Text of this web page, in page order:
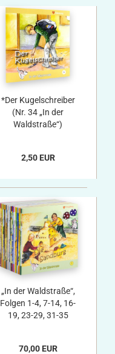
*Der Kugelschreiber
(Nr. 34 „In der
Waldstraße“)
2,50 EUR
„In der Waldstraße“,
Folgen 1-4, 7-14, 16-
19, 23-29, 31-35
70,00 EUR